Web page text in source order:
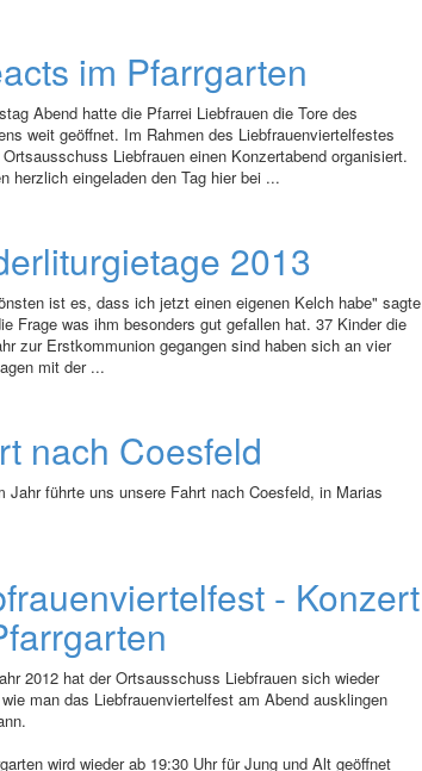
im Pfarrgarten
Abend hatte die Pfarrei Liebfrauen die Tore des
weit geöffnet. Im Rahmen des Liebfrauenviertelfestes
Liebfrauen einen Konzertabend organisiert.
herzlich eingeladen den Tag hier bei ...
2013
ist es, dass ich jetzt einen eigenen Kelch habe" sagte
Frage was ihm besonders gut gefallen hat. 37 Kinder die
zur Erstkommunion gegangen sind haben sich an vier
mit der ...
nach Coesfeld
Jahr führte uns unsere Fahrt nach Coesfeld, in Marias
- Konzert
2012 hat der Ortsausschuss Liebfrauen sich wieder
man das Liebfrauenviertelfest am Abend ausklingen
wird wieder ab 19:30 Uhr für Jung und Alt geöffnet